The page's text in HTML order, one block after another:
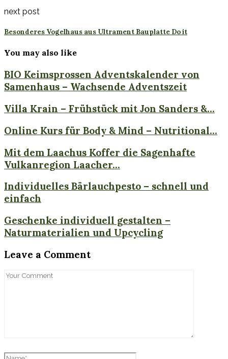
next post
Besonderes Vogelhaus aus Ultrament Bauplatte Do it
You may also like
BIO Keimsprossen Adventskalender von
Samenhaus – Wachsende Adventszeit
Villa Krain – Frühstück mit Jon Sanders &...
Online Kurs für Body & Mind – Nutritional...
Mit dem Laachus Koffer die Sagenhafte
Vulkanregion Laacher...
Individuelles Bärlauchpesto – schnell und
einfach
Geschenke individuell gestalten –
Naturmaterialien und Upcycling
Leave a Comment